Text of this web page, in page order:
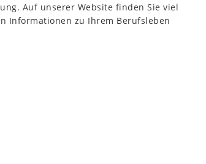
Auf unserer Website finden Sie viel
Informationen zu Ihrem Berufsleben